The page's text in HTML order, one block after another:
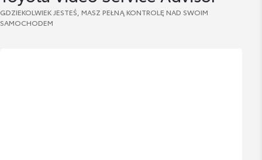
GDZIEKOLWIEK JESTEŚ, MASZ PEŁNĄ KONTROLĘ NAD SWOIM
SAMOCHODEM